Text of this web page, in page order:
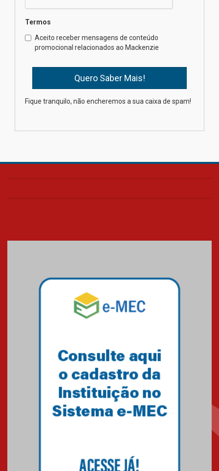
Como os pais podem investir
na educação dos filhos além da
escola
Transformadora reúne
Termos
Aceito receber mensagens de conteúdo
promocional relacionados ao Mackenzie
Fique tranquilo, não encheremos a sua caixa de spam!